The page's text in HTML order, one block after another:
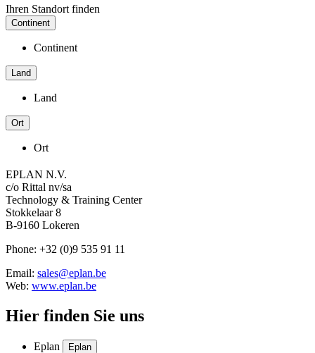
Ihren Standort finden
Continent
Continent
Land
Land
Ort
Ort
EPLAN N.V.
c/o Rittal nv/sa
Technology & Training Center
Stokkelaar 8
B-9160 Lokeren
Phone: +32 (0)9 535 91 11
Email: sales@eplan.be
Web: www.eplan.be
Hier finden Sie uns
Eplan Eplan